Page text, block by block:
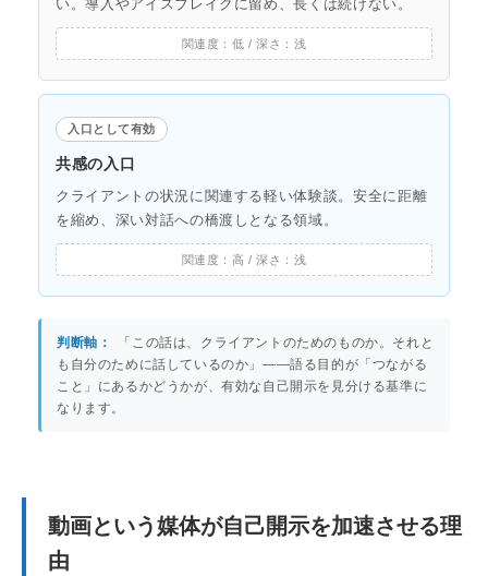
い。導入やアイスブレイクに留め、長くは続けない。
入口として有効
共感の入口
クライアントの状況に関連する軽い体験談。安全に距離
を縮め、深い対話への橋渡しとなる領域。
判断軸：
「この話は、クライアントのためのものか。それと
も自分のために話しているのか」——語る目的が「つながる
こと」にあるかどうかが、有効な自己開示を見分ける基準に
なります。
動画という媒体が自己開示を加速させる理
由